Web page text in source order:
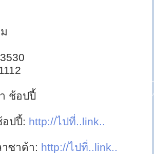
ช้อปปี้
ปปี้: http://ไปที่..link..
ซาด้า: http://ไปที่..link..